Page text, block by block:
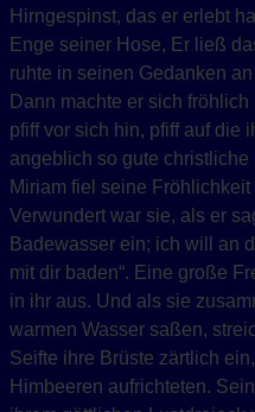
Hirngespinst, das er erlebt
Enge seiner Hose, Er ließ
ruhte in seinen Gedanken
Dann machte er sich
pfiff vor sich hin, pfiff auf die
angeblich so gute christliche
Miriam fiel seine
Verwundert war sie, als er
Badewasser ein; ich will an
mit dir baden“. Eine große
in ihr aus. Und als sie
warmen Wasser saßen,
Seifte ihre Brüste zärtlich
Himbeeren aufrichteten.